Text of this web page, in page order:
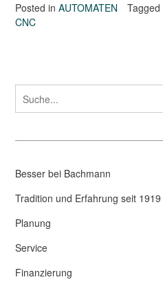
Posted in AUTOMATEN Tagged
CNC
Besser bei Bachmann
Tradition und Erfahrung seit 1919
Planung
Service
Finanzierung